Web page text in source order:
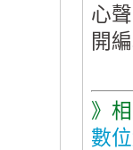
心
開
》
數